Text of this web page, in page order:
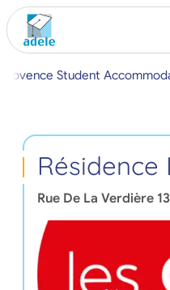
Student
Résidence
Rue De La Verdière